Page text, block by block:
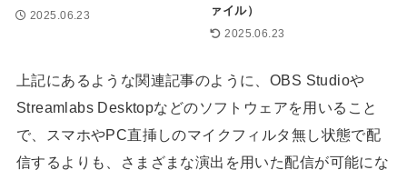
2025.06.23
ァイル）
2025.06.23
上記にあるような関連記事のように、OBS Studioや
Streamlabs Desktopなどのソフトウェアを用いること
で、スマホやPC直挿しのマイクフィルタ無し状態で配
信するよりも、さまざまな演出を用いた配信が可能にな